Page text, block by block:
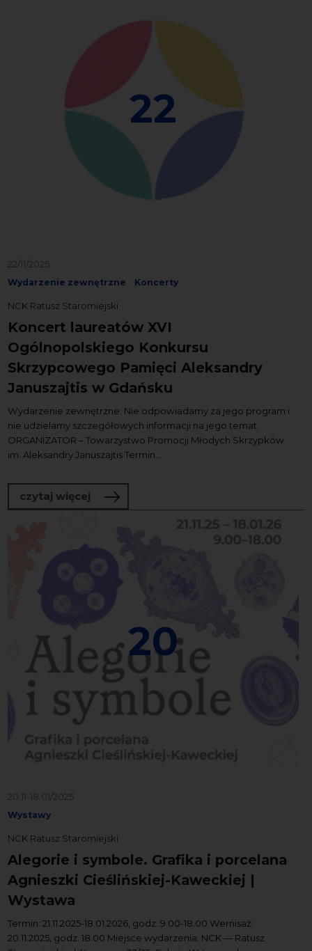
22
22/11/2025
Wydarzenie zewnętrzne Koncerty
NCK Ratusz Staromiejski
Koncert laureatów XVI
Ogólnopolskiego Konkursu
Skrzypcowego Pamięci Aleksandry
Januszajtis w Gdańsku
Wydarzenie zewnętrzne: Nie odpowiadamy za jego program i
nie udzielamy szczegółowych informacji na jego temat.
ORGANIZATOR – Towarzystwo Promocji Młodych Skrzypków
im. Aleksandry Januszajtis Termin...
czytaj więcej o Koncert laureatów XVI
20
20.11-18.01/2025
Wystawy
NCK Ratusz Staromiejski
Alegorie i symbole. Grafika i porcelana
Agnieszki Cieślińskiej-Kaweckiej |
Wystawa
Termin: 21.11.2025-18.01.2026, godz. 9.00-18.00 Wernisaż:
20.11.2025, godz. 18.00 Miejsce wydarzenia: NCK — Ratusz